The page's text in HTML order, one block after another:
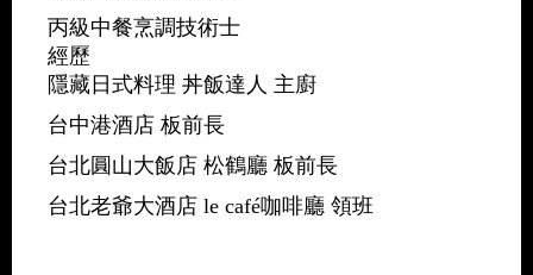
丙級中餐烹調技術士
經歷
隱藏日式料理 丼飯達人 主廚
台中港酒店 板前長
台北圓山大飯店 松鶴廳 板前長
台北老爺大酒店 le café咖啡廳 領班